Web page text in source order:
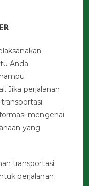
Anda
Jika perjalanan
mengenai
yang
transportasi
perjalanan